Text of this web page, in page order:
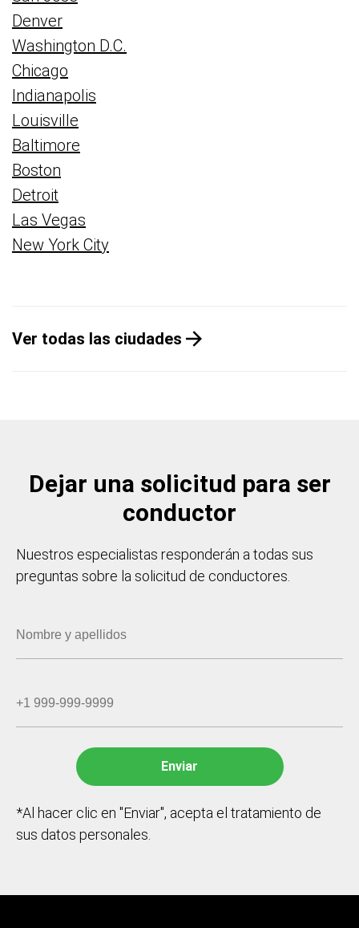
Denver
Washington D.C.
Chicago
Indianapolis
Louisville
Baltimore
Boston
Detroit
Las Vegas
New York City
Ver todas las ciudades
Dejar una solicitud para ser
conductor
Nuestros especialistas responderán a todas sus
preguntas sobre la solicitud de conductores.
*Al hacer clic en "Enviar", acepta el tratamiento de
sus datos personales.